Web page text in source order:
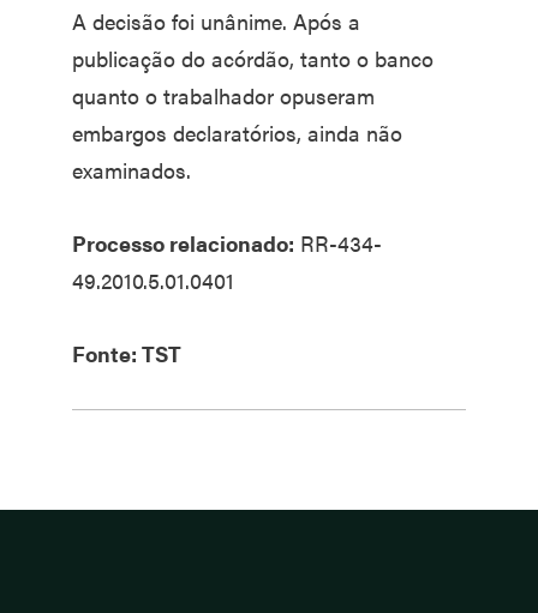
A decisão foi unânime. Após a
publicação do acórdão, tanto o banco
quanto o trabalhador opuseram
embargos declaratórios, ainda não
examinados.
Processo relacionado: RR-434-
49.2010.5.01.0401
Fonte: TST